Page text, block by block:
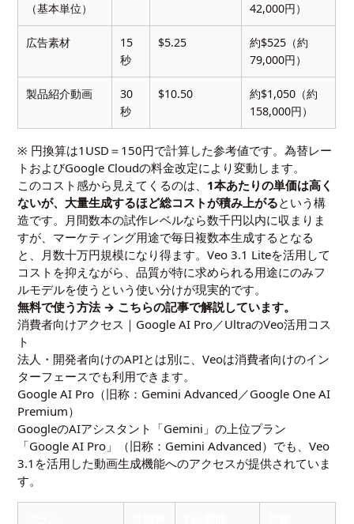
（基本単位）
42,000円）
広告素材
15
秒
$5.25
約$525（約
79,000円）
製品紹介動画
30
秒
$10.50
約$1,050（約
158,000円）
※ 円換算は1USD＝150円で計算した参考値です。為替レー
トおよびGoogle Cloudの料金改定により変動します。
このコスト感から見えてくるのは、 1本あたりの単価は高く
ないが、大量生成するほど総コストが積み上がるという構
造です。月間数本の試作レベルなら数千円以内に収まりま
すが、マーケティング用途で毎日複数本生成するとなる
と、月数十万円規模になり得ます。Veo 3.1 Liteを活用して
コストを抑えながら、品質が特に求められる用途にのみフ
ルモデルを使うという使い分けが現実的です。
無料で使う方法 → こちらの記事で解説しています。
消費者向けアクセス｜Google AI Pro／UltraのVeo活用コス
ト
法人・開発者向けのAPIとは別に、Veoは消費者向けのイン
ターフェースでも利用できます。
Google AI Pro（旧称：Gemini Advanced／Google One AI
Premium）
GoogleのAIアシスタント「Gemini」の上位プラン
「Google AI Pro」（旧称：Gemini Advanced）でも、Veo
3.1を活用した動画生成機能へのアクセスが提供されていま
す。